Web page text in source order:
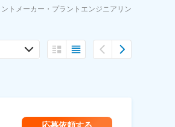
トメーカー・プラントエンジニアリン
応募依頼する